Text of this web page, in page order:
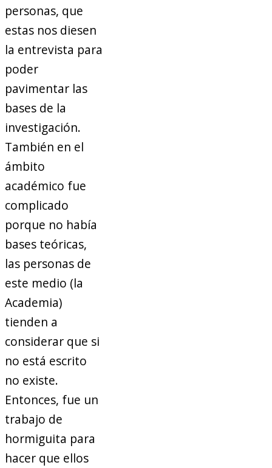
personas, que
estas nos diesen
la entrevista para
poder
pavimentar las
bases de la
investigación.
También en el
ámbito
académico fue
complicado
porque no había
bases teóricas,
las personas de
este medio (la
Academia)
tienden a
considerar que si
no está escrito
no existe.
Entonces, fue un
trabajo de
hormiguita para
hacer que ellos